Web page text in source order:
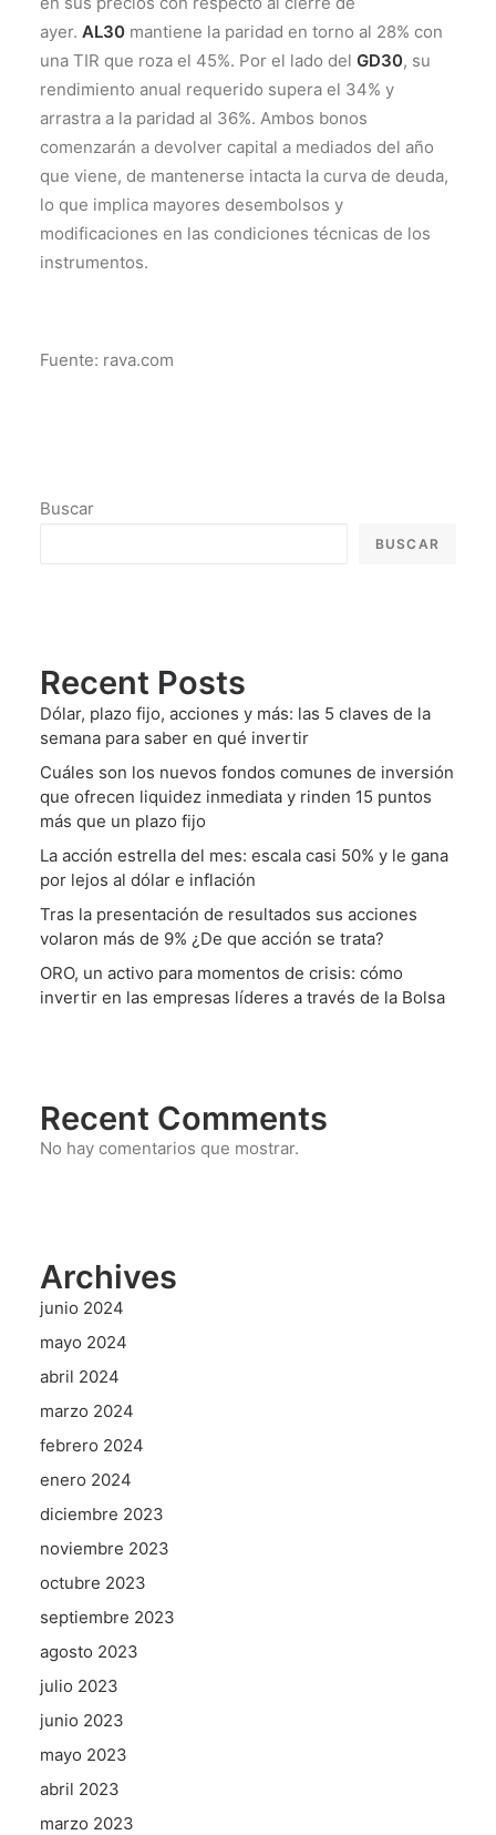
ayer. AL30 mantiene la paridad en torno al 28% con
una TIR que roza el 45%. Por el lado del GD30, su
rendimiento anual requerido supera el 34% y
arrastra a la paridad al 36%. Ambos bonos
comenzarán a devolver capital a mediados del año
que viene, de mantenerse intacta la curva de deuda,
lo que implica mayores desembolsos y
modificaciones en las condiciones técnicas de los
instrumentos.
Fuente: rava.com
Buscar
BUSCAR
Recent Posts
Dólar, plazo fijo, acciones y más: las 5 claves de la
semana para saber en qué invertir
Cuáles son los nuevos fondos comunes de inversión
que ofrecen liquidez inmediata y rinden 15 puntos
más que un plazo fijo
La acción estrella del mes: escala casi 50% y le gana
por lejos al dólar e inflación
Tras la presentación de resultados sus acciones
volaron más de 9% ¿De que acción se trata?
ORO, un activo para momentos de crisis: cómo
invertir en las empresas líderes a través de la Bolsa
Recent Comments
No hay comentarios que mostrar.
Archives
junio 2024
mayo 2024
abril 2024
marzo 2024
febrero 2024
enero 2024
diciembre 2023
noviembre 2023
octubre 2023
septiembre 2023
agosto 2023
julio 2023
junio 2023
mayo 2023
abril 2023
marzo 2023